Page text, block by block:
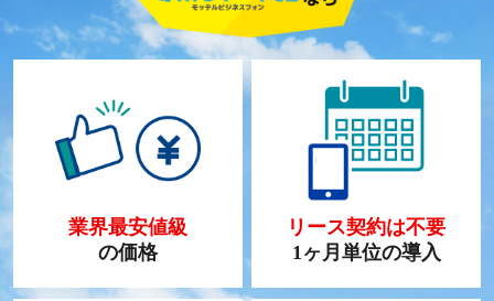
業界最安値級
の価格
リース契約は不要
1ヶ月単位の導入